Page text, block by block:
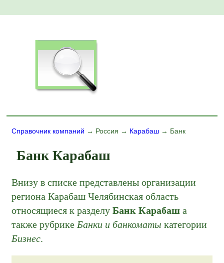
Справочник компаний → Россия → Карабаш → Банк
Банк Карабаш
Внизу в списке представлены организации
региона Карабаш Челябинская область
относящиеся к разделуБанк Карабаш а
также рубрике Банки и банкоматы категории
Бизнес.